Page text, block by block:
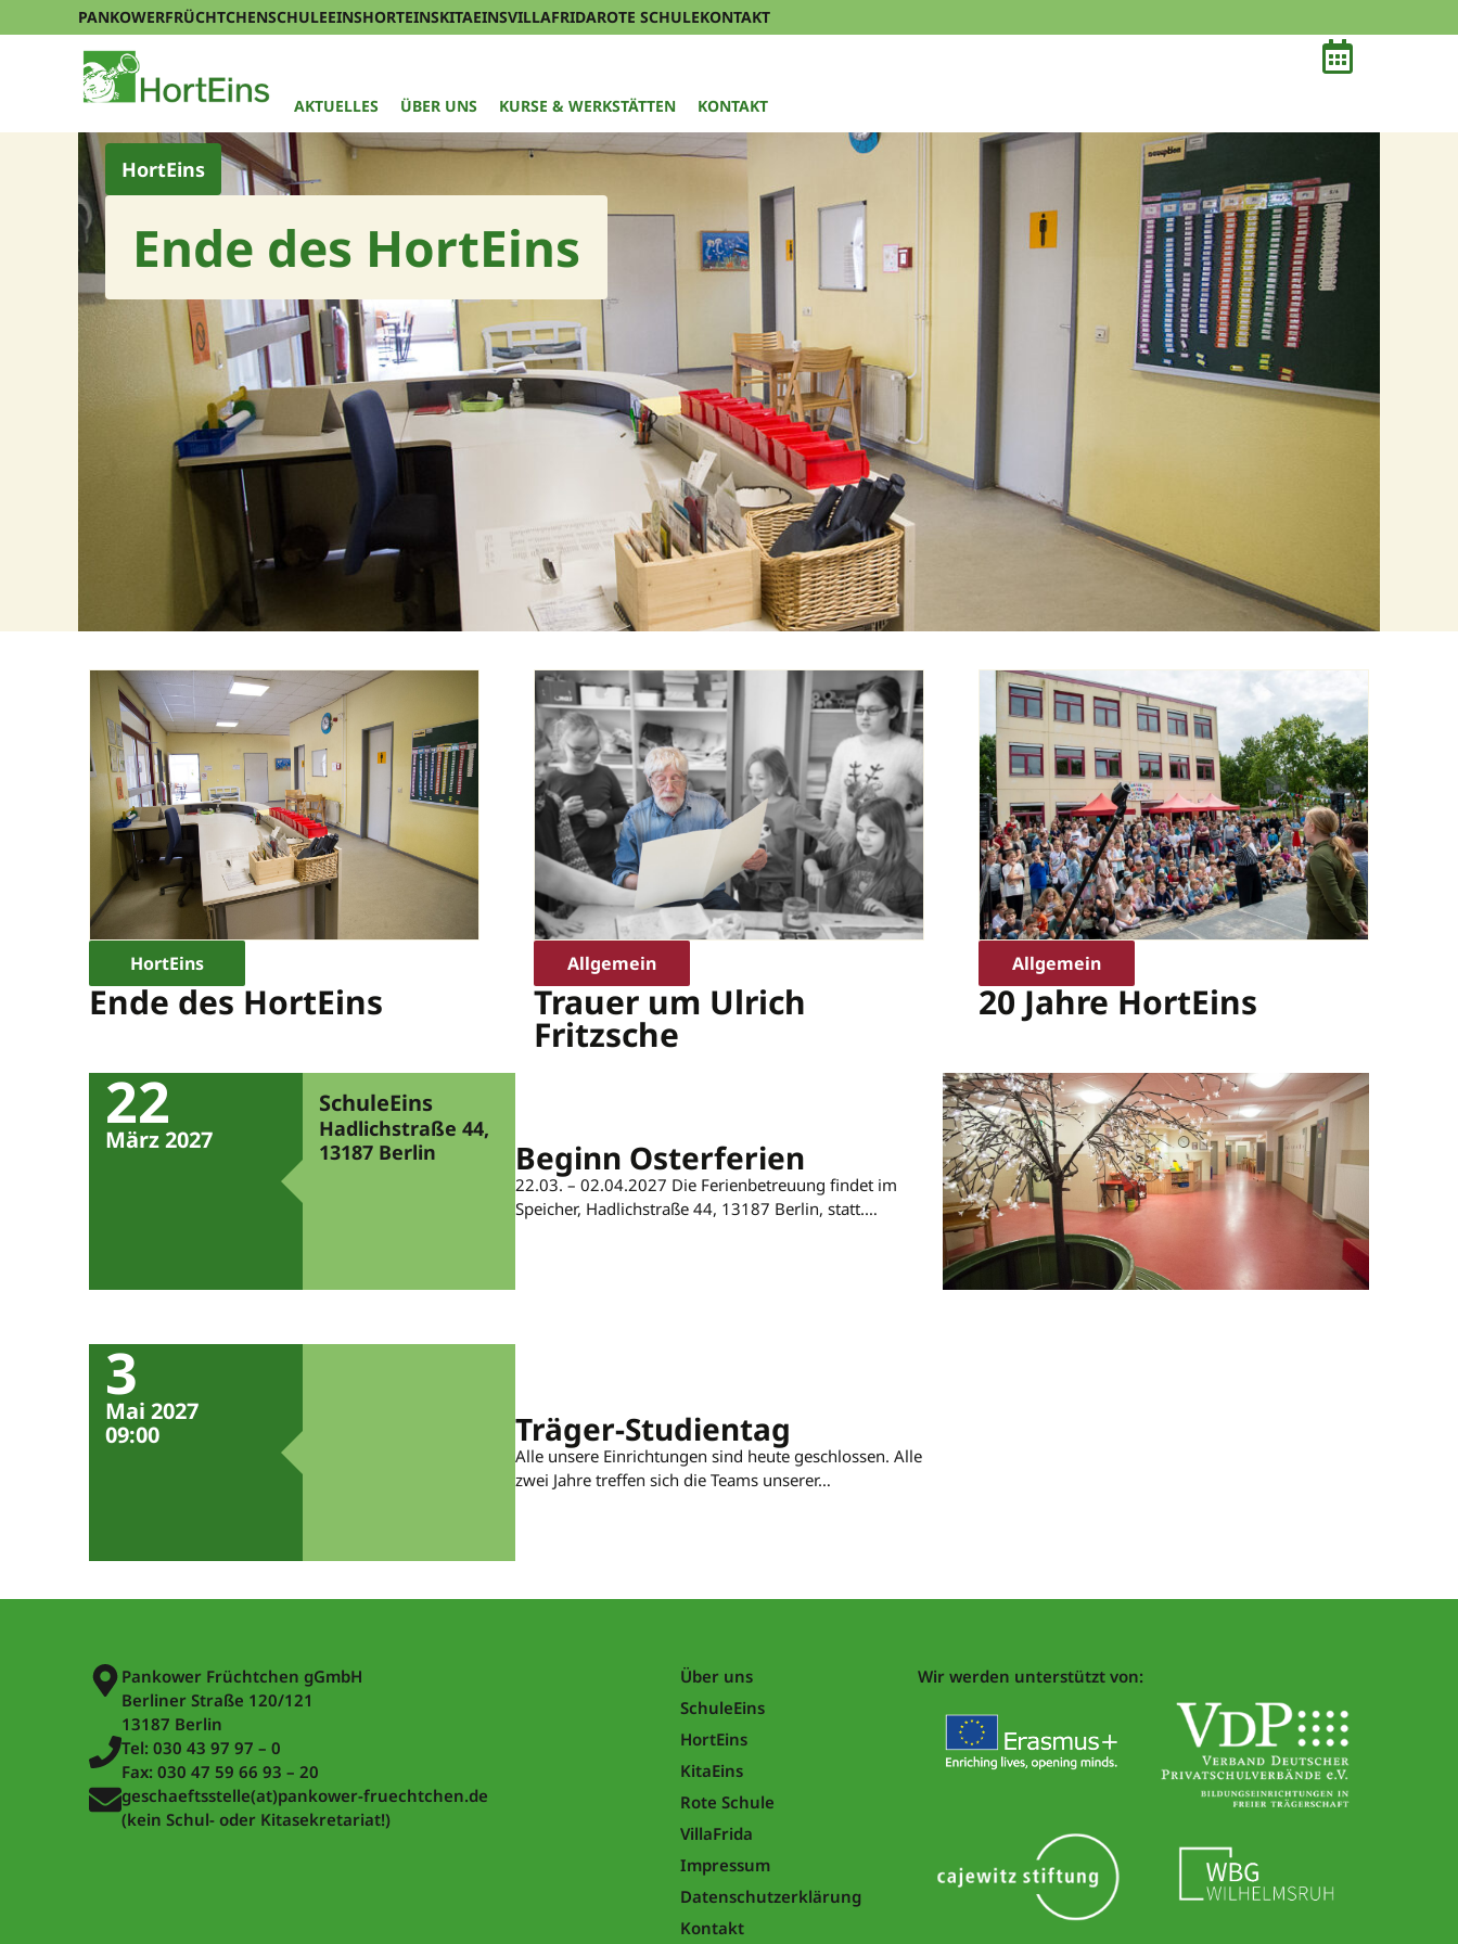
PANKOWERFRÜCHTCHENSCHULEEINSHORTEINSKITAEINSVILLAFRIDAROTE SCHULEKONTAKT
AKTUELLES ÜBER UNS KURSE & WERKSTÄTTEN KONTAKT
HortEins
Ende des HortEins
HortEins
Ende des HortEins
Allgemein
Trauer um Ulrich
Fritzsche
Allgemein
20 Jahre HortEins
22
März 2027
SchuleEins
Hadlichstraße 44,
13187 Berlin
Beginn Osterferien
22.03. – 02.04.2027 Die Ferienbetreuung findet im
Speicher, Hadlichstraße 44, 13187 Berlin, statt.…
3
Mai 2027
09:00
Träger-Studientag
Alle unsere Einrichtungen sind heute geschlossen. Alle
zwei Jahre treffen sich die Teams unserer…
Pankower Früchtchen gGmbH
Berliner Straße 120/121
13187 Berlin
Tel: 030 43 97 97 – 0
Fax: 030 47 59 66 93 – 20
geschaeftsstelle(at)pankower-fruechtchen.de
(kein Schul- oder Kitasekretariat!)
Über uns
SchuleEins
HortEins
KitaEins
Rote Schule
VillaFrida
Impressum
Datenschutzerklärung
Kontakt
Wir werden unterstützt von: